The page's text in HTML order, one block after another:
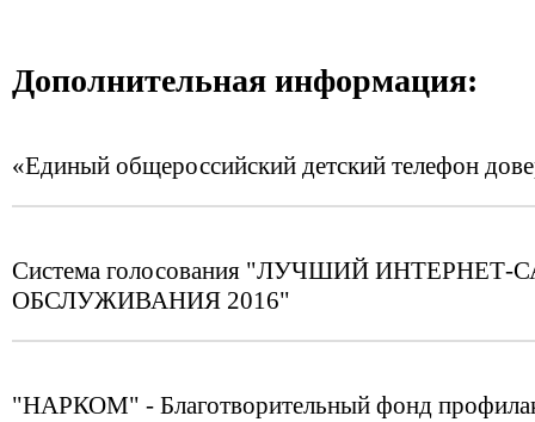
Дополнительная информация:
«Единый общероссийский детский телефон
Система голосования "ЛУЧШИЙ
ОБСЛУЖИВАНИЯ 2016"
"НАРКОМ" - Благотворительный фонд